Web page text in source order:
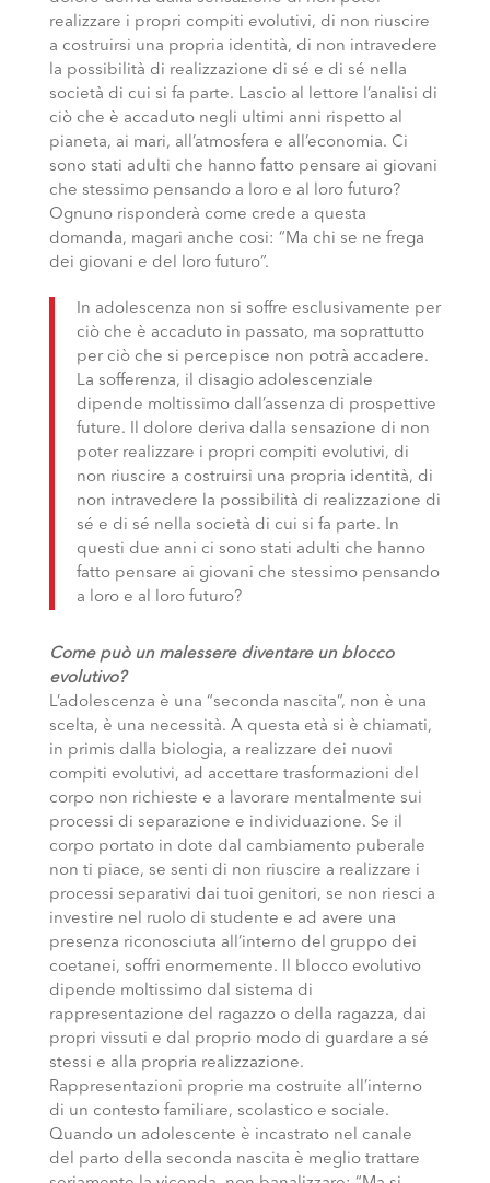
realizzare i propri compiti evolutivi, di non riuscire
a costruirsi una propria identità, di non intravedere
la possibilità di realizzazione di sé e di sé nella
società di cui si fa parte. Lascio al lettore l’analisi di
ciò che è accaduto negli ultimi anni rispetto al
pianeta, ai mari, all’atmosfera e all’economia. Ci
sono stati adulti che hanno fatto pensare ai giovani
che stessimo pensando a loro e al loro futuro?
Ognuno risponderà come crede a questa
domanda, magari anche cosi: “Ma chi se ne frega
dei giovani e del loro futuro”.
In adolescenza non si soffre esclusivamente per
ciò che è accaduto in passato, ma soprattutto
per ciò che si percepisce non potrà accadere.
La sofferenza, il disagio adolescenziale
dipende moltissimo dall’assenza di prospettive
future. Il dolore deriva dalla sensazione di non
poter realizzare i propri compiti evolutivi, di
non riuscire a costruirsi una propria identità, di
non intravedere la possibilità di realizzazione di
sé e di sé nella società di cui si fa parte. In
questi due anni ci sono stati adulti che hanno
fatto pensare ai giovani che stessimo pensando
a loro e al loro futuro?
Come può un malessere diventare un blocco
evolutivo?
L’adolescenza è una “seconda nascita”, non è una
scelta, è una necessità. A questa età si è chiamati,
in primis dalla biologia, a realizzare dei nuovi
compiti evolutivi, ad accettare trasformazioni del
corpo non richieste e a lavorare mentalmente sui
processi di separazione e individuazione. Se il
corpo portato in dote dal cambiamento puberale
non ti piace, se senti di non riuscire a realizzare i
processi separativi dai tuoi genitori, se non riesci a
investire nel ruolo di studente e ad avere una
presenza riconosciuta all’interno del gruppo dei
coetanei, soffri enormemente. Il blocco evolutivo
dipende moltissimo dal sistema di
rappresentazione del ragazzo o della ragazza, dai
propri vissuti e dal proprio modo di guardare a sé
stessi e alla propria realizzazione.
Rappresentazioni proprie ma costruite all’interno
di un contesto familiare, scolastico e sociale.
Quando un adolescente è incastrato nel canale
del parto della seconda nascita è meglio trattare